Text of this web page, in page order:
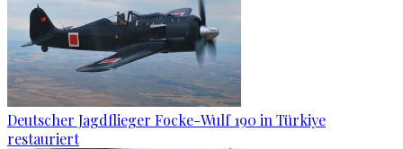
Deutscher Jagdflieger Focke-Wulf 190 in Türkiye
restauriert